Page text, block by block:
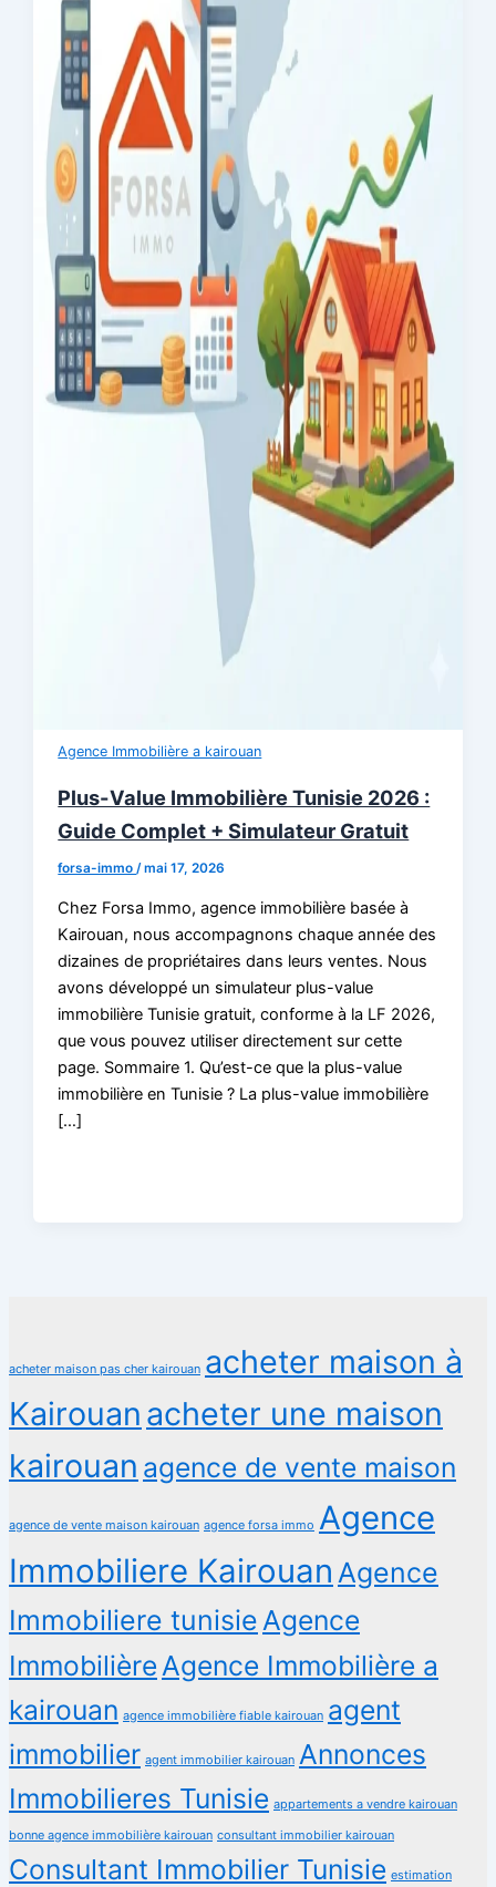
Agence Immobilière a kairouan
Plus-Value Immobilière Tunisie 2026 :
Guide Complet + Simulateur Gratuit
forsa-immo/mai 17, 2026
Chez Forsa Immo, agence immobilière basée à
Kairouan, nous accompagnons chaque année des
dizaines de propriétaires dans leurs ventes. Nous
avons développé un simulateur plus-value
immobilière Tunisie gratuit, conforme à la LF 2026,
que vous pouvez utiliser directement sur cette
page. Sommaire 1. Qu’est-ce que la plus-value
immobilière en Tunisie ? La plus-value immobilière
[…]
acheter maison pas cher kairouan acheter maison à
Kairouan acheter une maison
kairouan agence de vente maison
agence de vente maison kairouan agence forsa immo Agence
Immobiliere Kairouan Agence
Immobiliere tunisie Agence
Immobilière Agence Immobilière a
kairouan agence immobilière fiable kairouan agent
immobilier agent immobilier kairouan Annonces
Immobilieres Tunisie appartements a vendre kairouan
bonne agence immobilière kairouan consultant immobilier kairouan
Consultant Immobilier Tunisie estimation